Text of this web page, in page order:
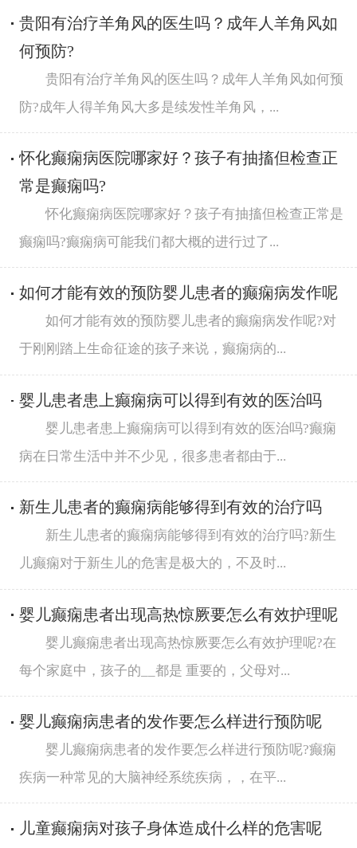
贵阳有治疗羊角风的医生吗？成年人羊角风如
何预防?
贵阳有治疗羊角风的医生吗？成年人羊角风如何预
防?成年人得羊角风大多是续发性羊角风，...
怀化癫痫病医院哪家好？孩子有抽搐但检查正
常是癫痫吗?
怀化癫痫病医院哪家好？孩子有抽搐但检查正常是
癫痫吗?癫痫病可能我们都大概的进行过了...
如何才能有效的预防婴儿患者的癫痫病发作呢
如何才能有效的预防婴儿患者的癫痫病发作呢?对
于刚刚踏上生命征途的孩子来说，癫痫病的...
婴儿患者患上癫痫病可以得到有效的医治吗
婴儿患者患上癫痫病可以得到有效的医治吗?癫痫
病在日常生活中并不少见，很多患者都由于...
新生儿患者的癫痫病能够得到有效的治疗吗
新生儿患者的癫痫病能够得到有效的治疗吗?新生
儿癫痫对于新生儿的危害是极大的，不及时...
婴儿癫痫患者出现高热惊厥要怎么有效护理呢
婴儿癫痫患者出现高热惊厥要怎么有效护理呢?在
每个家庭中，孩子的__都是 重要的，父母对...
婴儿癫痫病患者的发作要怎么样进行预防呢
婴儿癫痫病患者的发作要怎么样进行预防呢?癫痫
疾病一种常见的大脑神经系统疾病，，在平...
儿童癫痫病对孩子身体造成什么样的危害呢